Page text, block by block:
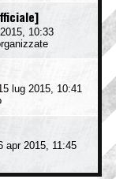
10:33
lug 2015, 10:41
apr 2015, 11:45